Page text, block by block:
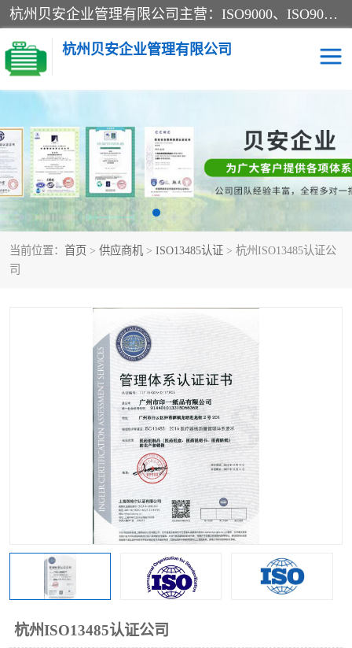
杭州贝安企业管理有限公司主营：ISO9000、ISO9000认证、ISO9001认证、ISO14000认证、ISO14001认证等系列企业认证服务。
杭州贝安企业管理有限公司
当前位置： 首页 > 供应商机 > ISO13485认证 > 杭州ISO13485认证公
司
杭州ISO13485认证公司
CE认证 ISO13485认证
SA认证 CCC认证
OHSAS18001认证
45001认证